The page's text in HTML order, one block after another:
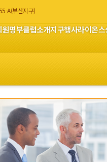
A(부산지구)
원명부클럽소개지구행사라이온스